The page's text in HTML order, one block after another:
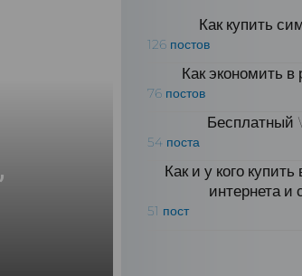
Как купить
126 постов
Как экономить в
76 постов
Бесплатный
54 поста
Как и у кого
интернета и
51 пост